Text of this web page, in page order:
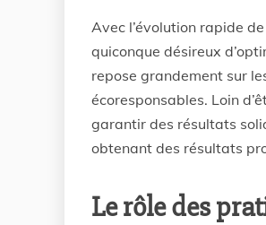
Avec l’évolution rapide
quiconque désireux
repose grandement sur
écoresponsables. Loin
garantir des résultats
obtenant des résultats
Le rôle des